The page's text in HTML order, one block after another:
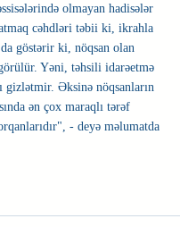
olmayan hadisələr
cəhdləri təbii ki, ikrahla
göstərir ki, nöqsan olan
Yəni, təhsili idarəetmə
gizlətmir. Əksinə nöqsanların
ən çox maraqlı tərəf
- deyə məlumatda